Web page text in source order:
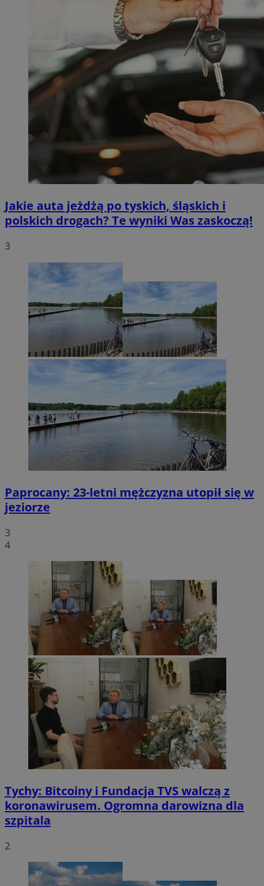
Jakie auta jeżdżą po tyskich, śląskich i
polskich drogach? Te wyniki Was zaskoczą!
3
Paprocany: 23-letni mężczyzna utopił się w
jeziorze
3
4
Tychy: Bitcoiny i Fundacja TVS walczą z
koronawirusem. Ogromna darowizna dla
szpitala
2